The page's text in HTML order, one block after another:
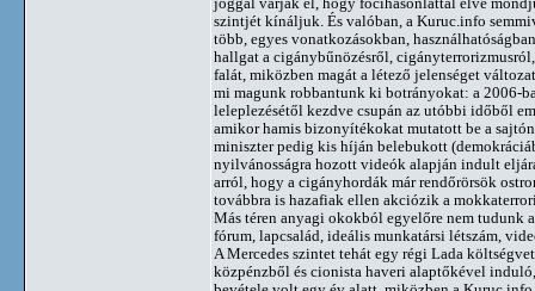
szintjét kínáljuk. És valóban, a Kuruc.info
több, egyes vonatkozásokban,
hallgat a cigánybűnözésről,
falát, miközben magát a létező jelenséget
mi magunk robbantunk ki botrányokat: a 2006-
leleplezésétől kezdve csupán az utóbbi időből
amikor hamis bizonyítékokat mutatott be a
miniszter pedig kis híján belebukott
nyilvánosságra hozott videók alapján indult
arról, hogy a cigányhordák már rendőrörsök
továbbra is hazafiak ellen akciózik a
Más téren anyagi okokból egyelőre nem tudunk
fórum, lapcsalád, ideális munkatársi létszám,
A Mercedes szintet tehát egy régi Lada
közpénzből és cionista haveri alaptőkével